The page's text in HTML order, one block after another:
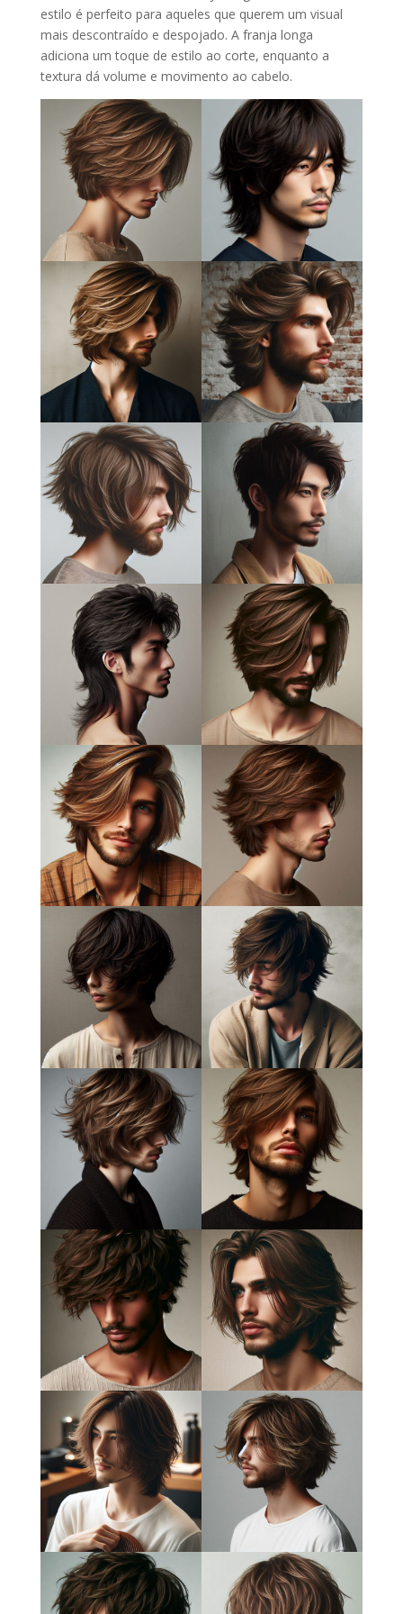
estilo é perfeito para aqueles que querem um visual
mais descontraído e despojado. A franja longa
adiciona um toque de estilo ao corte, enquanto a
textura dá volume e movimento ao cabelo.